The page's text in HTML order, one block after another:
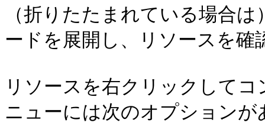
（折りたたまれている場
ードを展開し、リソースを確
リソースを右クリックして
ニューには次のオプションが